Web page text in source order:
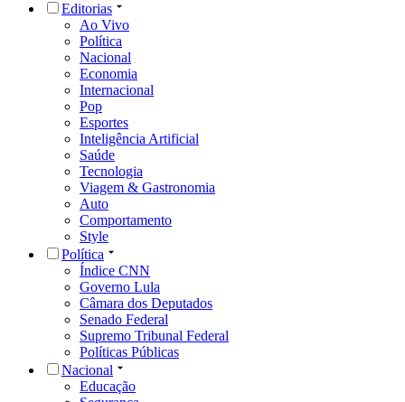
Editorias
Ao Vivo
Política
Nacional
Economia
Internacional
Pop
Esportes
Inteligência Artificial
Saúde
Tecnologia
Viagem & Gastronomia
Auto
Comportamento
Style
Política
Índice CNN
Governo Lula
Câmara dos Deputados
Senado Federal
Supremo Tribunal Federal
Políticas Públicas
Nacional
Educação